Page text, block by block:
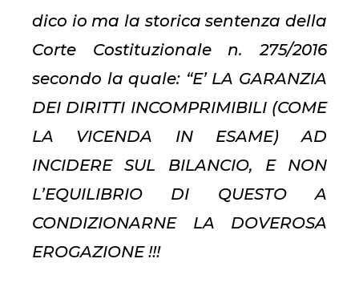
dico io ma la storica sentenza della
Corte Costituzionale n. 275/2016
secondo la quale: “E’ LA GARANZIA
DEI DIRITTI INCOMPRIMIBILI (COME
LA VICENDA IN ESAME) AD
INCIDERE SUL BILANCIO, E NON
L’EQUILIBRIO DI QUESTO A
CONDIZIONARNE LA DOVEROSA
EROGAZIONE !!!